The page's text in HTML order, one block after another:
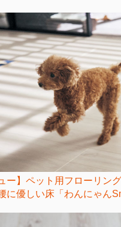
ー】ペット用フローリン
に優しい床「わんにゃん